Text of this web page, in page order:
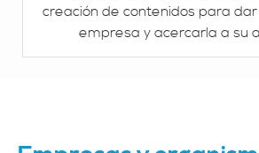
creación de contenidos para dar
empresa y acercarla a su